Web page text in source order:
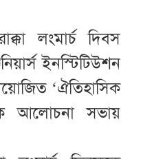
লংমার্চ দিবস
ইনস্টিটিউশন
‘ঐতিহাসিক
আলোচনা সভায়